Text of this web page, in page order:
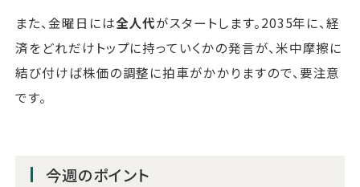
また、金曜日には全人代がスタートします。2035年に、経
済をどれだけトップに持っていくかの発言が、米中摩擦に
結び付けば株価の調整に拍車がかかりますので、要注意
です。
今週のポイント